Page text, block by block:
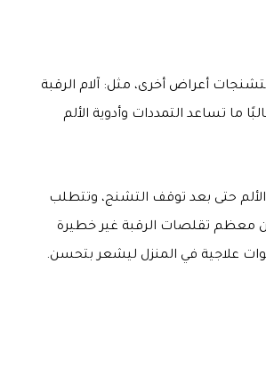
أعراض أخرى، مثل: آلام الرقبة
ما تساعد التمددات وأدوية الألم
حتى بعد توقف التشنج، وتتطلب
معظم تقلصات الرقبة غير خطيرة
علاجية في المنزل ليشعر بتحسن.